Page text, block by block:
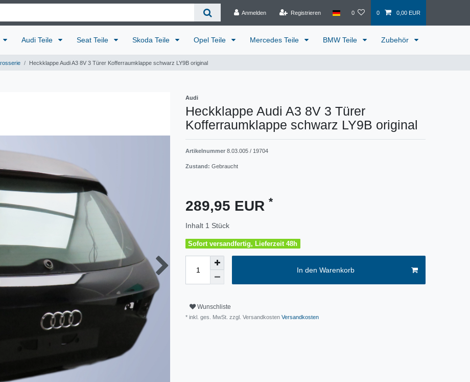
Anmelden Registrieren 0 0 0,00 EUR
Audi Teile Seat Teile Skoda Teile Opel Teile Mercedes Teile BMW Teile Zubehör
Heckklappe Audi A3 8V 3 Türer Kofferraumklappe schwarz LY9B original
Audi
Heckklappe Audi A3 8V 3 Türer
Kofferraumklappe schwarz LY9B original
Artikelnummer 8.03.005 / 19704
Zustand: Gebraucht
289,95 EUR *
Inhalt 1 Stück
Sofort versandfertig, Lieferzeit 48h
In den Warenkorb
Wunschliste
* inkl. ges. MwSt. zzgl. Versandkosten Versandkosten